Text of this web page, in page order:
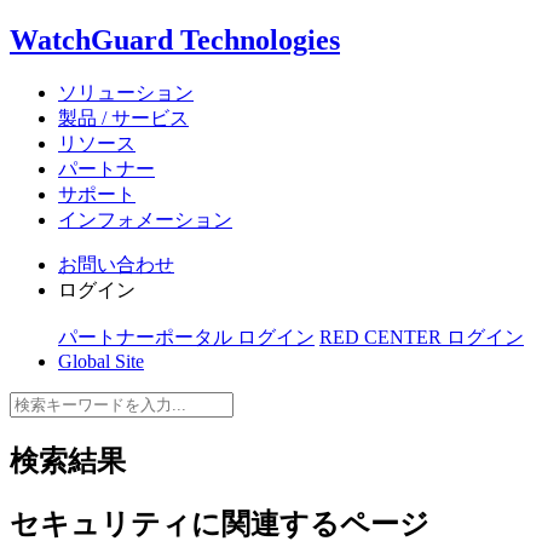
WatchGuard Technologies
ソリューション
製品 / サービス
リソース
パートナー
サポート
インフォメーション
お問い合わせ
ログイン
パートナーポータル ログイン RED CENTER ログイン
Global Site
検索結果
セキュリティ に関連するページ